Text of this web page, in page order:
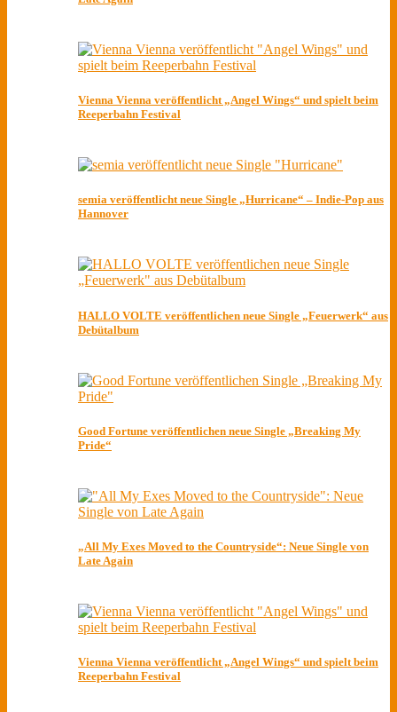
Vienna Vienna veröffentlicht „Angel Wings“ und spielt beim
Reeperbahn Festival
semia veröffentlicht neue Single „Hurricane“ – Indie-Pop aus
Hannover
HALLO VOLTE veröffentlichen neue Single „Feuerwerk“ aus
Debütalbum
Good Fortune veröffentlichen neue Single „Breaking My
Pride“
„All My Exes Moved to the Countryside“: Neue Single von
Late Again
Vienna Vienna veröffentlicht „Angel Wings“ und spielt beim
Reeperbahn Festival